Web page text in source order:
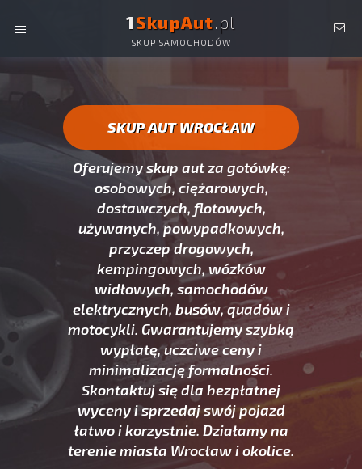
1SkupAut.pl
SKUP SAMOCHODÓW
CIĘŻAROWYCH, UŻYWANYCH ORAZ POWYPADKOWYCH.
SKUP AUT WROCŁAW
Oferujemy skup aut za gotówkę:
osobowych, ciężarowych,
dostawczych, flotowych,
używanych, powypadkowych,
przyczep drogowych,
kempingowych, wózków
widłowych, samochodów
elektrycznych, busów, quadów i
motocykli. Gwarantujemy szybką
wypłatę, uczciwe ceny i
minimalizację formalności.
Skontaktuj się dla bezpłatnej
wyceny i sprzedaj swój pojazd
łatwo i korzystnie. Działamy na
terenie miasta Wrocław i okolice.